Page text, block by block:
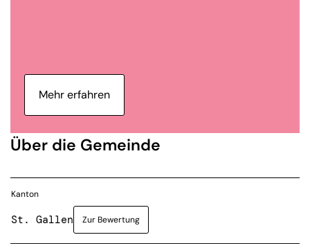
Mehr erfahren
Über die Gemeinde
Kanton
St. Gallen Zur Bewertung